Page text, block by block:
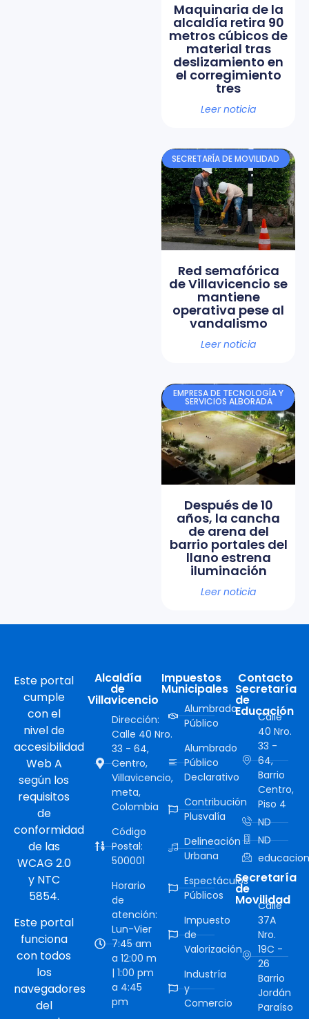
Maquinaria de la
alcaldía retira 90
metros cúbicos de
material tras
deslizamiento en
el corregimiento
tres
Leer noticia
SECRETARÍA DE MOVILIDAD
Red semafórica
de Villavicencio se
mantiene
operativa pese al
vandalismo
Leer noticia
EMPRESA DE TECNOLOGÍA Y
SERVICIOS ALBORADA
Después de 10
años, la cancha
de arena del
barrio portales del
llano estrena
iluminación
Leer noticia
Este portal
cumple
con el
nivel de
accesibilidad
Web A
según los
requisitos
de
conformidad
de las
WCAG 2.0
y NTC
5854.
Este portal
funciona
con todos
los
navegadores
del
Alcaldía
de
Villavicencio
Dirección:
Calle 40 Nro.
33 - 64,
Centro,
Villavicencio,
meta,
Colombia
Código
Postal:
500001
Horario
de
atención:
Lun-Vier
7:45 am
a 12:00 m
| 1:00 pm
a 4:45
pm
Impuestos
Municipales
Alumbrado
Público
Alumbrado
Público
Declarativo
Contribución
Plusvalía
Delineación
Urbana
Espectáculos
Públicos
Impuesto
de
Valorización
Industría
y
Comercio
Contacto
Secretaría
de
Educación
Calle
40 Nro.
33 -
64,
Barrio
Centro,
Piso 4
ND
ND
Secretaría
de
Movilidad
Calle
37A
Nro.
19C -
26
Barrio
Jordán
Paraíso